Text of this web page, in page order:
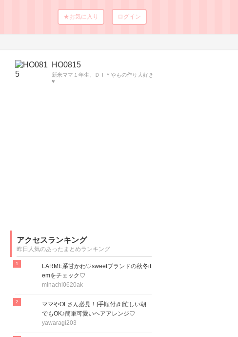
★お気に入り ログイン
HO0815
新米ママ１年生、ＤＩＹやもの作り大好き
♥
アクセスランキング
昨日人気のあったまとめランキング
LARME系甘かわ♡sweetブランドの秋冬it
emをチェック♡
minachi0620ak
ママやOLさん必見！[手順付き]忙しい朝
でもOK♪簡単可愛いヘアアレンジ♡
yawaragi203